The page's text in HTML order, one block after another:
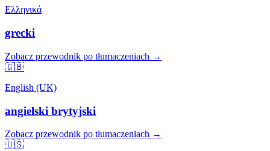
Ελληνικά
grecki
Zobacz przewodnik po tłumaczeniach →
🇬🇧
English (UK)
angielski brytyjski
Zobacz przewodnik po tłumaczeniach →
🇺🇸